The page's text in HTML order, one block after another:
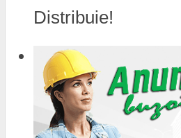
Distribuie!